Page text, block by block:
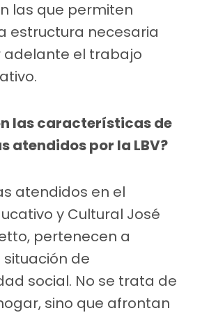
las que permiten
estructura necesaria
adelante el trabajo
las características de
atendidos por la LBV?
atendidos en el
y Cultural José
pertenecen a
de
social. No se trata de
sino que afrontan